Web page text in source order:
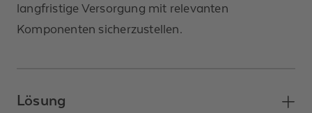
langfristige Versorgung mit relevanten
Komponenten sicherzustellen.
Lösung